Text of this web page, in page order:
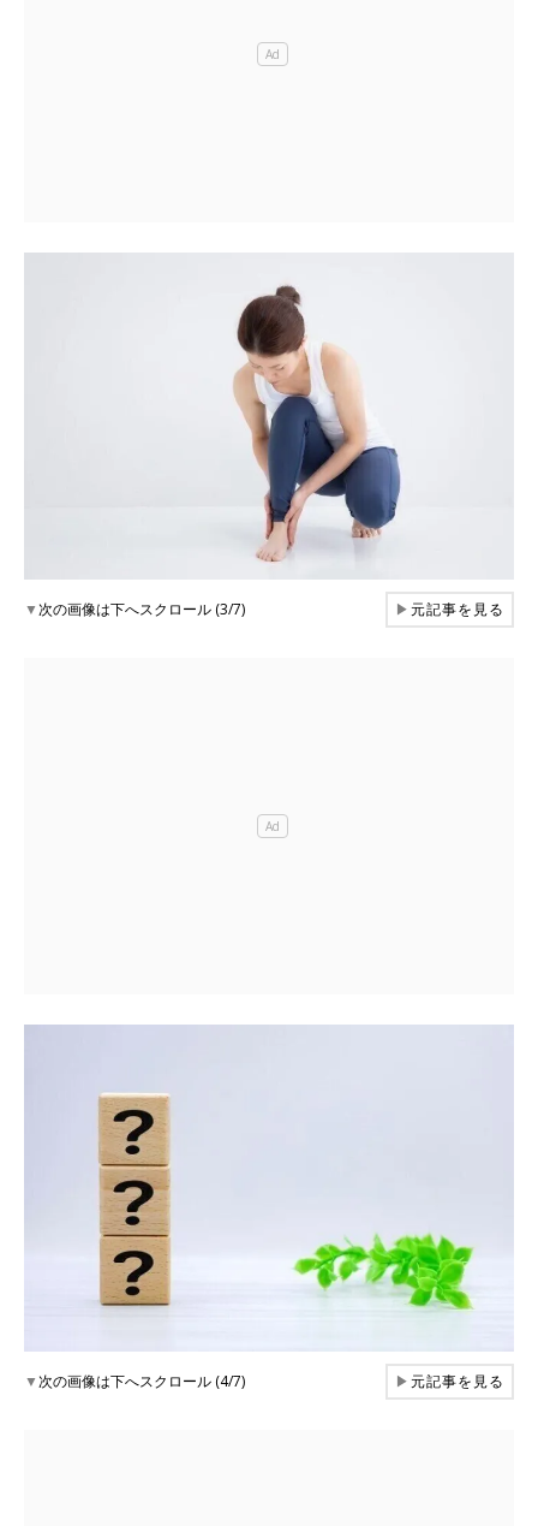
▼次の画像は下へスクロール (3/7) ▶元記事を見る
▼次の画像は下へスクロール (4/7) ▶元記事を見る